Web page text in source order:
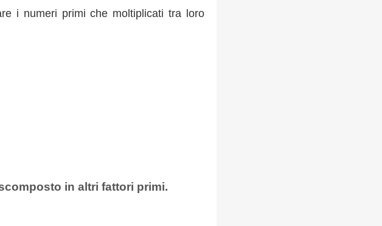
i numeri primi che moltiplicati tra loro
in altri fattori primi.